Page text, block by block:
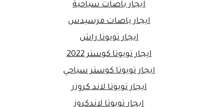
ايجار باصات سياحية
ايجار باصات مرسيدس
ايجار تويوتا راش
ايجار تويوتا كوستر 2022
ايجار تويوتا كوستر سياحي
ايجار تويوتا لاند كروزر
ايجار تويوتا لاندكروز